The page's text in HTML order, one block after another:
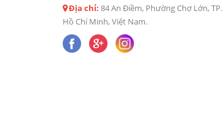
Địa chỉ: 84 An Điềm, Phường Chợ Lớn, TP.
Hồ Chí Minh, Việt Nam.